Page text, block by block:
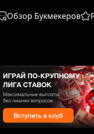
Обзор Букмекеров